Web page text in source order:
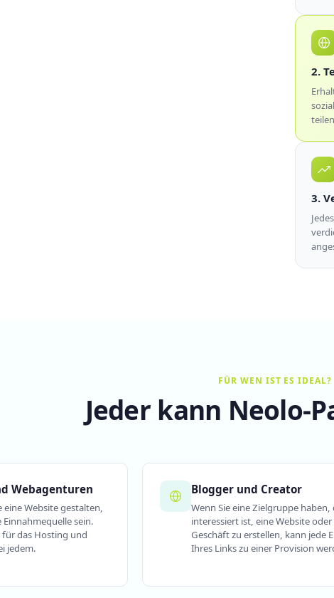
2.
3.
FÜR WEN IST ES IDEAL?
Jeder kann Neolo-
Webagenturen
eine Website gestalten,
Einnahmequelle sein.
für das Hosting und
jedem.
Blogger und Creator
Wenn Sie eine Zielgruppe haben,
interessiert ist, eine Website
Geschäft zu erstellen, kann jede
Ihres Links zu einer Provision